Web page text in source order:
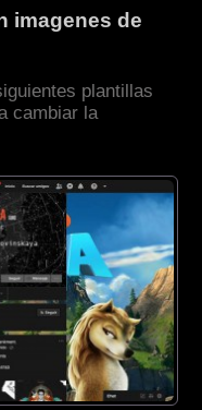
imagenes de
plantillas
cambiar la